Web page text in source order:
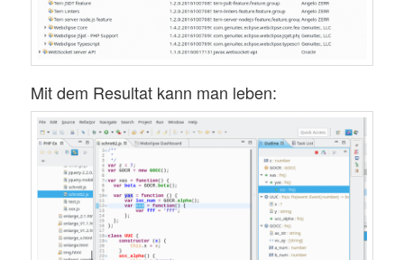
Mit dem Resultat kann man leben: